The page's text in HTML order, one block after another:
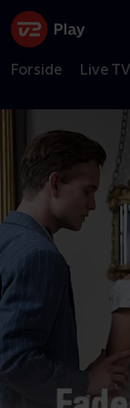
Forside Live TV